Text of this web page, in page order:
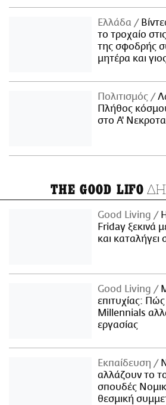
Ελλάδα
το τροχαίο
της σφοδρής
μητέρα και
Πολιτισμός
Πλήθος
στο Α'
THE GOOD LIFO
Good Living
Η
Friday ξεκινά
και καταλήγει
Good Living
επιτυχίας: Πώς
Millennials
εργασίας
Εκπαίδευση
αλλάζουν το
σπουδές
θεσμική